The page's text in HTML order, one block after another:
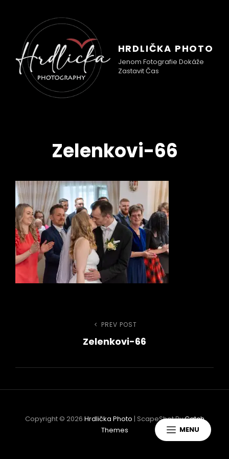
HRDLIČKA PHOTO
Jenom Fotografie Dokáže
Zastavit Čas
MENU
Zelenkovi-66
Navigace
Previous
Post
PREV POST
Zelenkovi-66
Copyright © 2026 Hrdlička Photo | ScapeShot ByCatch
Themes